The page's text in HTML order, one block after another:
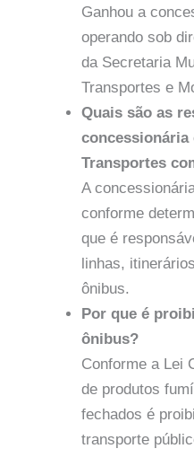
Ganhou a
operando sob
da Secretaria
Transportes e
Quais são as
concessionária
Transportes
A
conforme
que é
linhas,
ônibus.
Por que é
ônibus?
Conforme a Lei
de produtos
fechados é
transporte